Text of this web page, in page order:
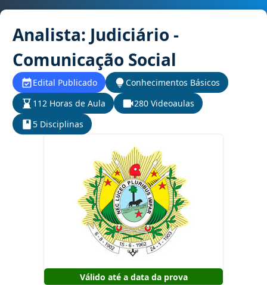
Analista: Judiciário -
Comunicação Social
Edital Publicado
Conhecimentos Básicos
112 Horas de Aula
280 Videoaulas
5 Disciplinas
Válido até a data da prova